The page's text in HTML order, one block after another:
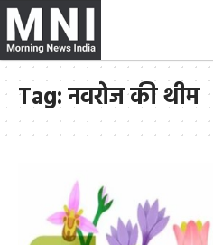
Tag:नवरोज की थीम